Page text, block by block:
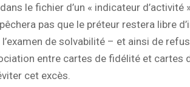
le fichier d’un « indicateur
pas que le préteur restera libre
de solvabilité – et ainsi de
entre cartes de fidélité et cartes
cet excès.